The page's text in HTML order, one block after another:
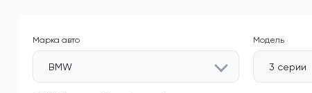
Марка авто
BMW
Модель
3 серии